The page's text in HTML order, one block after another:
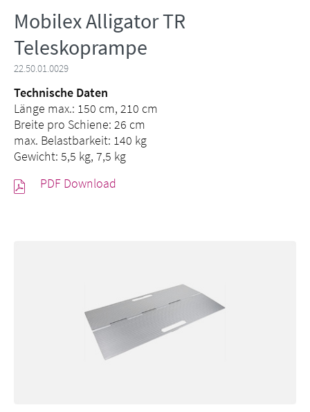
Mobilex Alligator TR
Teleskoprampe
22.50.01.0029
Technische Daten
Länge max.: 150 cm, 210 cm
Breite pro Schiene: 26 cm
max. Belastbarkeit: 140 kg
Gewicht: 5,5 kg, 7,5 kg
PDF Download